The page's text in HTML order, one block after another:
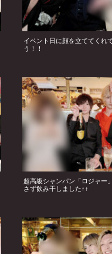
イベント日に顔を立ててくれ
う！！
超高級シャンパン「ロジャー
さず飲み干しました↑↑